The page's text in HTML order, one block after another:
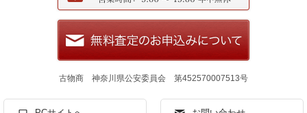
古物商 神奈川県公安委員会 第452570007513号